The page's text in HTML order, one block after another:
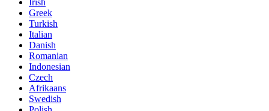
Irish
Greek
Turkish
Italian
Danish
Romanian
Indonesian
Czech
Afrikaans
Swedish